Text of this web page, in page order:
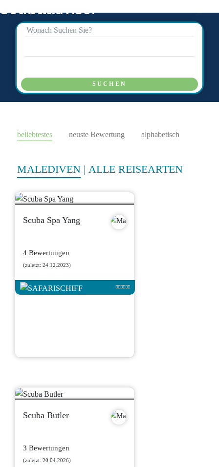
scubaadvisor
SUCHEN
beliebtestes neuste Bewertung alphabetisch
MALEDIVEN | ALLE REISEARTEN
Scuba Spa Yang
4 Bewertungen
(zuletzt: 24.12.2023)
Scuba Butler
3 Bewertungen
(zuletzt: 20.04.2026)